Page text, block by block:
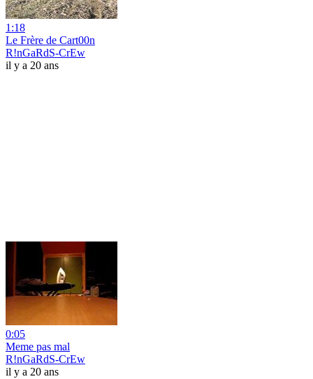
1:18
Le Frère de Cart00n
R!nGaRdS-CrEw
il y a 20 ans
0:05
Meme pas mal
R!nGaRdS-CrEw
il y a 20 ans